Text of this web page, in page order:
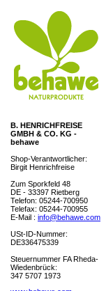
B. HENRICHFREISE
GMBH & CO. KG -
behawe
Shop-Verantwortlicher:
Birgit Henrichfreise
Zum Sporkfeld 48
DE - 33397 Rietberg
Telefon: 05244-700950
Telefax: 05244-700955
E-Mail : info@behawe.com
USt-ID-Nummer:
DE336475339
Steuernummer FA Rheda-
Wiedenbrück:
347 5707 1973